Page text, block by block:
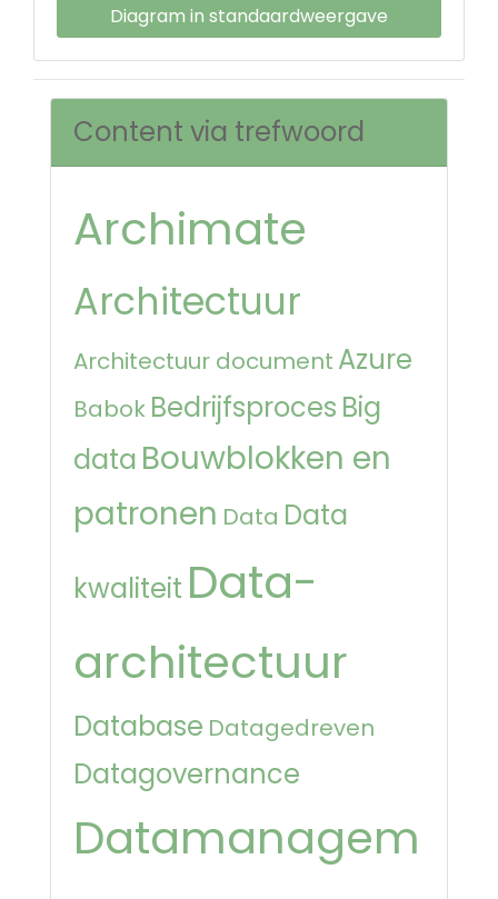
Diagram in standaardweergave
Content via trefwoord
Archimate
Architectuur
Architectuur document Azure
Babok Bedrijfsproces Big
data Bouwblokken en
patronen Data Data
kwaliteit Data-
architectuur
Database Datagedreven
Datagovernance
Datamanagem